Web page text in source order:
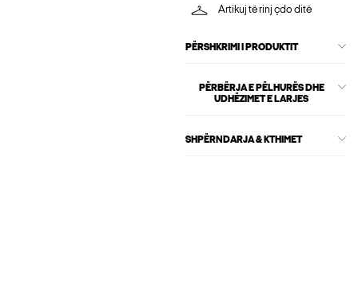
Artikuj të rinj çdo ditë
PËRSHKRIMI I PRODUKTIT
PËRBËRJA E PËLHURËS DHE
UDHËZIMET E LARJES
SHPËRNDARJA & KTHIMET